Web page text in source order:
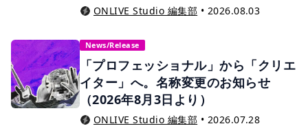
ONLIVE Studio 編集部 • 2026.08.03
News/Release
「プロフェッショナル」から「クリエ
イター」へ。名称変更のお知らせ
（2026年8月3日より）
ONLIVE Studio 編集部 • 2026.07.28